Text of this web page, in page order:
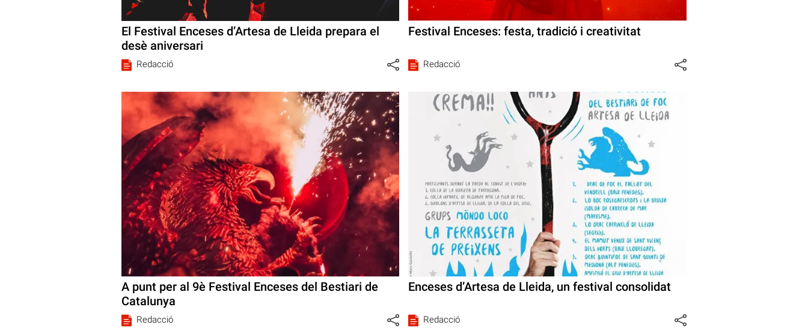
El Festival Enceses d’Artesa de Lleida prepara el
desè aniversari
Redacció
Festival Enceses: festa, tradició i creativitat
Redacció
A punt per al 9è Festival Enceses del Bestiari de
Catalunya
Redacció
Enceses d’Artesa de Lleida, un festival consolidat
Redacció